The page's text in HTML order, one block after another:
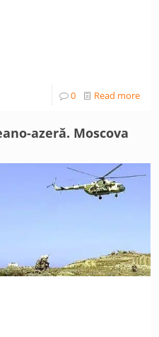
0 Read more
azeră. Moscova